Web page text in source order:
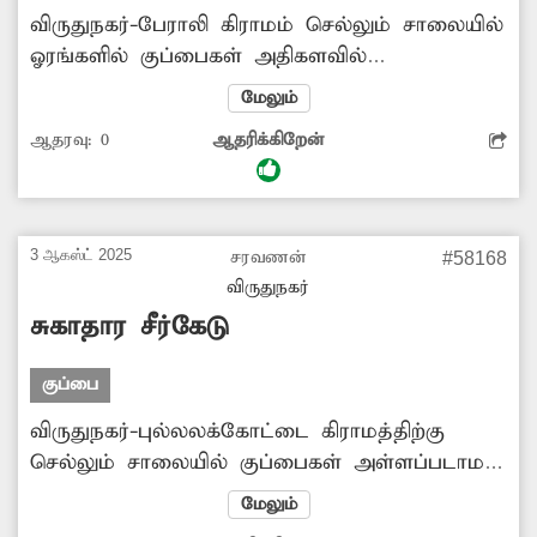
விருதுநகர்-பேராலி கிராமம் செல்லும் சாலையில்
ஓரங்களில் குப்பைகள் அதிகளவில்
கொட்டப்படுகின்றது. இதனால் அப்பகுதியில்
சுகாதார சீர்கேடு ஏற்படுவதுடன் துர்நாற்றத்தால்
அப்பகுதி பொதுமக்கள், வாகன ஓட்டிகள்
மிகவும் அவதிப்படுகின்றனர். எனவே
கொட்டப்படும் குப்பைகளை அகற்ற நடவடிக்கை
மேலும்
ஆதரவு: 0 ஆதரிக்கிறேன்
3 ஆகஸ்ட் 2025
சரவணன்
விருதுநகர்
#58168
சுகாதார சீர்கேடு
குப்பை
விருதுநகர்-புல்லலக்கோட்டை கிராமத்திற்கு
செல்லும் சாலையில் குப்பைகள் அள்ளப்படாமல்
அதிகளவில் தேங்கி கிடக்கின்றது. இதனால்
அப்பகுதியில் சுகாதார சீர்கேடு ஏற்படுகின்றது.
மேலும்